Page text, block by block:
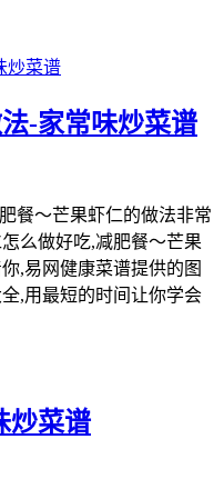
-家常味炒菜谱
餐～芒果虾仁的做法非常
么做好吃,减肥餐～芒果
,易网健康菜谱提供的图
,用最短的时间让你学会
炒菜谱